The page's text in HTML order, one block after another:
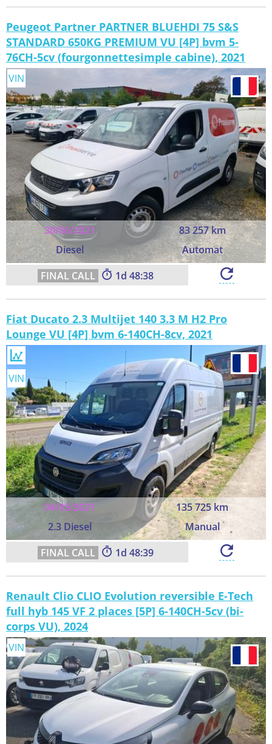
Peugeot Partner PARTNER BLUEHDI 75 S&S
STANDARD 650KG PREMIUM VU [4P] bvm 5-
76CH-5cv (fourgonnettesimple cabine), 2021
30/06/2021
83 257 km
Diesel
Automat
VIN
1 48:37
Fiat Ducato 2.3 Multijet 140 3.3 M H2 Pro
Lounge VU [4P] bvm 6-140CH-8cv, 2021
04/05/2021
135 725 km
2.3 Diesel
Manual
VIN
1 48:38
Renault Clio CLIO Evolution reversible E-Tech
full hyb 145 VF 2 places [5P] 6-140CH-5cv (bi-
corps VU), 2024
VIN